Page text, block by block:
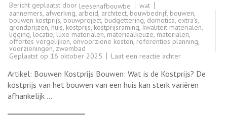
Bericht geplaatst door leesenafbouwbe
wat
aannemers, afwerking, arbeid, architect, bouwbedrijf, bouwen,
bouwen kostprijs, bouwproject, budgettering, domotica, extra's,
grondprijzen, huis, kostprijs, kostprijsraming,kwaliteit materialen,
ligging, locatie, luxe materialen,materiaalkeuze, materialen,
offertes vergelijken, onvoorziene kosten, referenties planning,
voorzieningen, zwembad
Geplaatst op 16 oktober 2025 Laat een reactie achterop
wat
u
moet
weten
Artikel: Bouwen Kostprijs Bouwen: Wat is de Kostprijs? De
kostprijs van het bouwen van een huis kan sterk variëren
afhankelijk …